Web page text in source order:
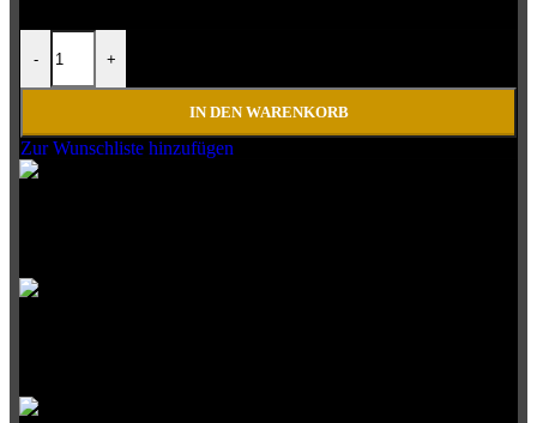
-
Fühlerlehre Ventilspiel Menge
+
IN DEN WARENKORB
Zur Wunschliste hinzufügen